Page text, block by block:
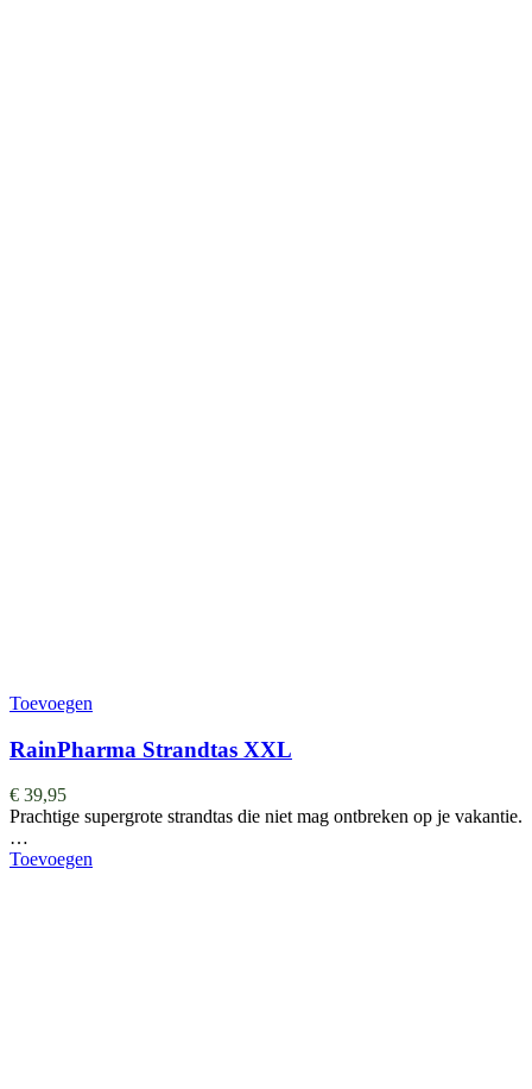
Toevoegen
RainPharma Strandtas XXL
€ 39,95
Prachtige supergrote strandtas die niet mag ontbreken op je vakantie.
…
Toevoegen